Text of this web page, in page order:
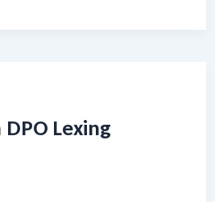
Lexing